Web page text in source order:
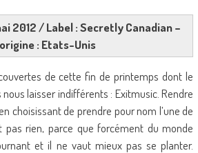
2012 / Label : Secretly Canadian –
: Etats-Unis
de cette fin de printemps dont le
laisser indifférents : Exitmusic. Rendre
choisissant de prendre pour nom l’une de
pas rien, parce que forcément du monde
et il ne vaut mieux pas se planter.